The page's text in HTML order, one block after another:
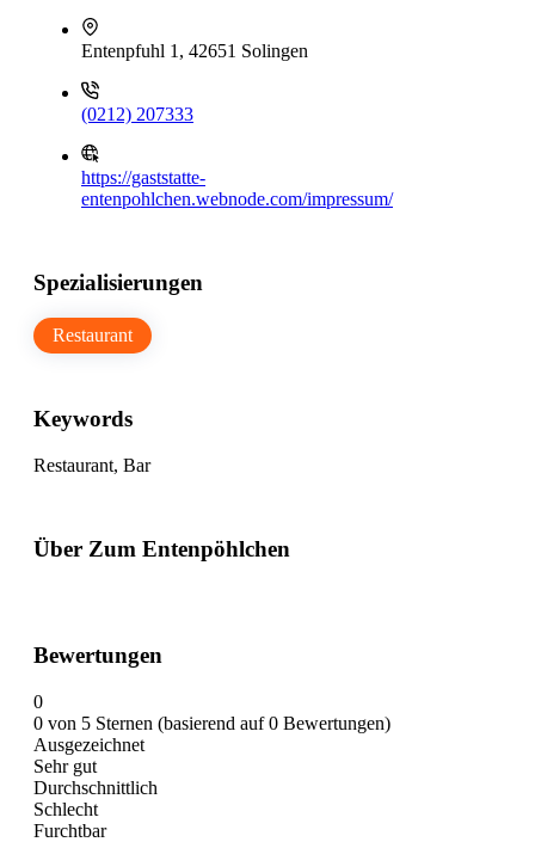
Entenpfuhl 1, 42651 Solingen
(0212) 207333
https://gaststatte-
entenpohlchen.webnode.com/impressum/
Spezialisierungen
Restaurant
Keywords
Restaurant, Bar
Über Zum Entenpöhlchen
Bewertungen
0
0 von 5 Sternen (basierend auf 0 Bewertungen)
Ausgezeichnet
Sehr gut
Durchschnittlich
Schlecht
Furchtbar